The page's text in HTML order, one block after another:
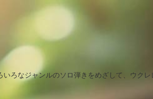
いろなジャンルのソロ弾きをめざして、ウクレ